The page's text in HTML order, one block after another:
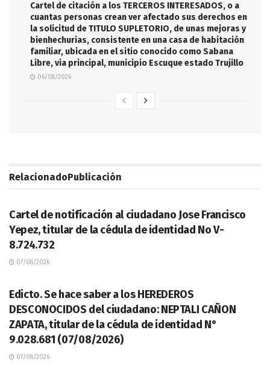
Cartel de citación a los TERCEROS INTERESADOS, o a
cuantas personas crean ver afectado sus derechos en
la solicitud de TITULO SUPLETORIO, de unas mejoras y
bienhechurias, consistente en una casa de habitación
familiar, ubicada en el sitio conocido como Sabana
Libre, via principal, municipio Escuque estado Trujillo
06/08/2026
RelacionadoPublicación
Cartel de notificación al ciudadano Jose Francisco
Yepez, titular de la cédula de identidad No V-
8.724.732
07/08/2026
Edicto. Se hace saber a los HEREDEROS
DESCONOCIDOS del ciudadano: NEPTALI CAÑON
ZAPATA, titular de la cédula de identidad N°
9.028.681 (07/08/2026)
07/08/2026